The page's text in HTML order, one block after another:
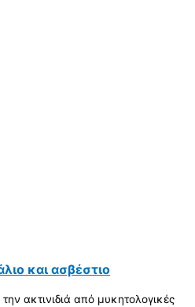
και ασβέστιο
ακτινιδιά από μυκητολογικές